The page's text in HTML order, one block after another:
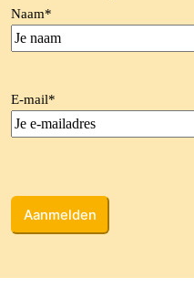
Naam*
E-mail*